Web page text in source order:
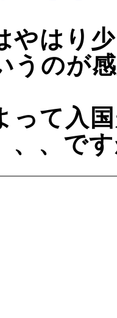
やはり
うのが
って入
、、で